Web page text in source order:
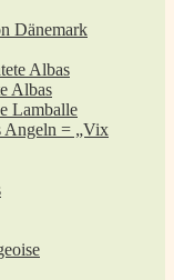
Dänemark
Albas
Albas
Lamballe
Angeln = „Vix